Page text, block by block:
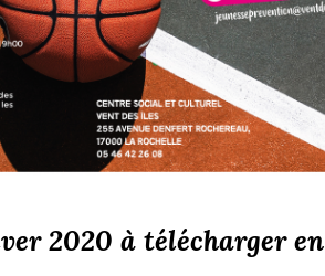
2020 à télécharger en